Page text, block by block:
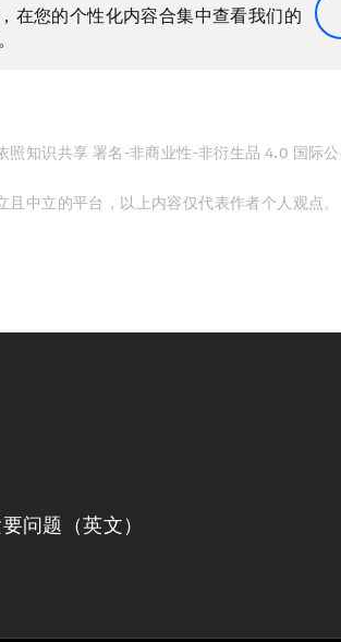
在您的个性化内容合集中查看我们的
照知识共享 署名-非商业性-非衍生品 4.0 国际
且中立的平台，以上内容仅代表作者个人观点。
问题（英文）